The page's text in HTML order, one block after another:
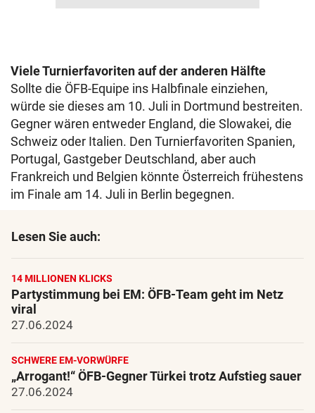
Viele Turnierfavoriten auf der anderen Hälfte
Sollte die ÖFB-Equipe ins Halbfinale einziehen,
würde sie dieses am 10. Juli in Dortmund bestreiten.
Gegner wären entweder England, die Slowakei, die
Schweiz oder Italien. Den Turnierfavoriten Spanien,
Portugal, Gastgeber Deutschland, aber auch
Frankreich und Belgien könnte Österreich frühestens
im Finale am 14. Juli in Berlin begegnen.
Lesen Sie auch:
14 MILLIONEN KLICKS
Partystimmung bei EM: ÖFB-Team geht im Netz
viral
27.06.2024
SCHWERE EM-VORWÜRFE
„Arrogant!“ ÖFB-Gegner Türkei trotz Aufstieg sauer
27.06.2024